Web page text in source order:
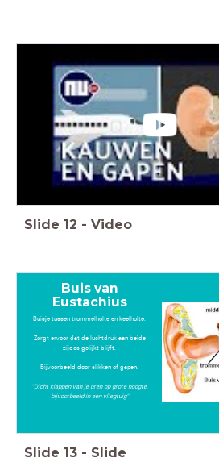
Slide 12 - Video
Buis van
Eustachius
Buisje tussen trommelholte en keelholte.
Zorgt ervoor dat de luchtdruk aan beide
zijdes gelijkt blijft.
Bijvoorbeeld door slikken of gapen.
"Dicht klappen van je oren op grote hoogte,
bijvoorbeeld in een vliegtuig"
Slide 13 - Slide